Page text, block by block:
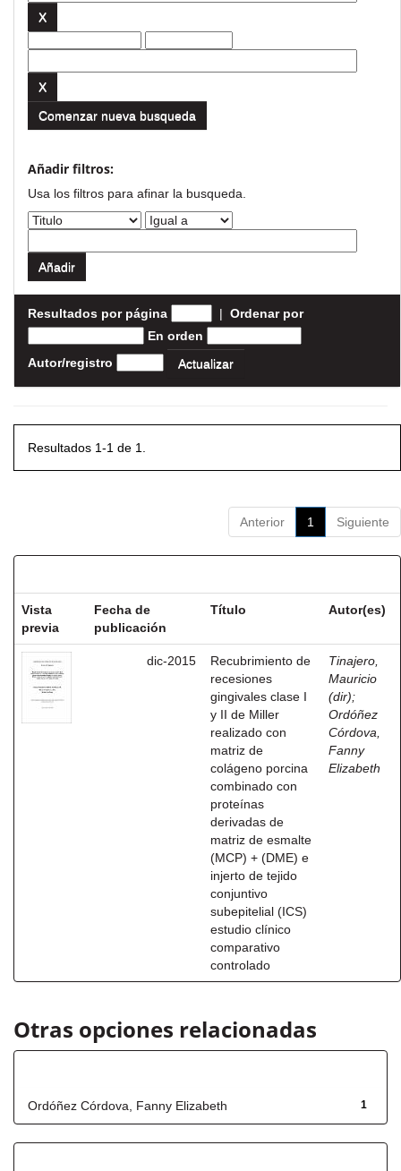
Comenzar nueva busqueda
Añadir filtros:
Usa los filtros para afinar la busqueda.
Resultados por página | Ordenar por
En orden
Autor/registro
Resultados 1-1 de 1.
Anterior 1 Siguiente
Vista
previa
Fecha de
publicación
Título Autor(es)
dic-2015
Recubrimiento de
recesiones
gingivales clase I
y II de Miller
realizado con
matriz de
colágeno porcina
combinado con
proteínas
derivadas de
matriz de esmalte
(MCP) + (DME) e
injerto de tejido
conjuntivo
subepitelial (ICS)
estudio clínico
comparativo
controlado
Tinajero,
Mauricio
(dir);
Ordóñez
Córdova,
Fanny
Elizabeth
Otras opciones relacionadas
1
Ordóñez Córdova, Fanny Elizabeth